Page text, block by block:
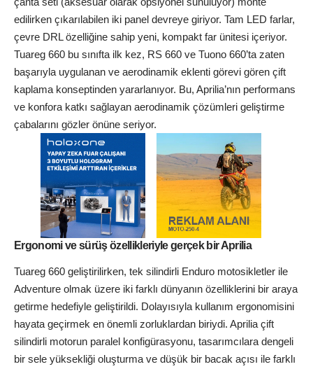
edilirken çıkarılabilen iki panel devreye giriyor. Tam LED farlar,
çevre DRL özelliğine sahip yeni, kompakt far ünitesi içeriyor.
Tuareg 660 bu sınıfta ilk kez, RS 660 ve Tuono 660’ta zaten
başarıyla uygulanan ve aerodinamik eklenti görevi gören çift
kaplama konseptinden yararlanıyor. Bu, Aprilia’nın performans
ve konfora katkı sağlayan aerodinamik çözümleri geliştirme
çabalarını gözler önüne seriyor.
Ergonomi ve sürüş özellikleriyle gerçek bir Aprilia
Tuareg 660 geliştirilirken, tek silindirli Enduro motosikletler ile
Adventure olmak üzere iki farklı dünyanın özelliklerini bir araya
getirme hedefiyle geliştirildi. Dolayısıyla kullanım ergonomisini
hayata geçirmek en önemli zorluklardan biriydi. Aprilia çift
silindirli motorun paralel konfigürasyonu, tasarımcılara dengeli
bir sele yüksekliği oluşturma ve düşük bir bacak açısı ile farklı